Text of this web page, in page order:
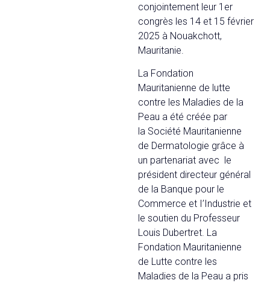
conjointement leur 1er
congrès les 14 et 15 février
2025 à Nouakchott,
Mauritanie.
La Fondation
Mauritanienne de lutte
contre les Maladies de la
Peau a été créée par
la Société Mauritanienne
de Dermatologie grâce à
un partenariat avec le
président directeur général
de la Banque pour le
Commerce et I’Industrie et
le soutien du Professeur
Louis Dubertret. La
Fondation Mauritanienne
de Lutte contre les
Maladies de la Peau a pris